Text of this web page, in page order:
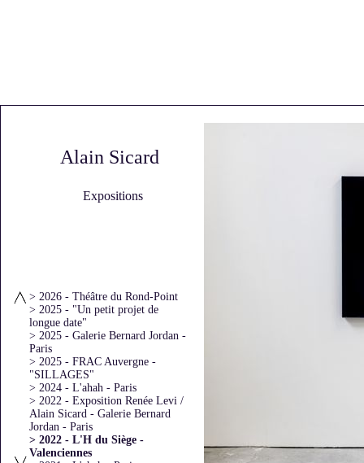
Alain Sicard
Expositions
> 2026 - Théâtre du Rond-Point
> 2025 - "Un petit projet de
longue date"
> 2025 - Galerie Bernard Jordan -
Paris
> 2025 - FRAC Auvergne -
"SILLAGES"
> 2024 - L'ahah - Paris
> 2022 - Exposition Renée Levi /
Alain Sicard - Galerie Bernard
Jordan - Paris
> 2022 - L'H du Siège -
Valenciennes